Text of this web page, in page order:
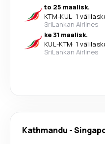
to 25 maalisk.
KTM-KUL· 1
SriLankan Airlines
ke 31 maalisk.
KUL-KTM· 1
SriLankan Airlines
Kathmandu -